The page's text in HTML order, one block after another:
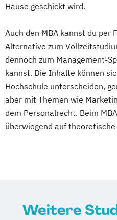
Hause geschickt wird.
Auch den MBA kannst du per
Alternative zum
dennoch zum Management-
kannst. Die Inhalte können
Hochschule unterscheiden,
aber mit Themen wie
dem Personalrecht. Beim
überwiegend auf
Weitere